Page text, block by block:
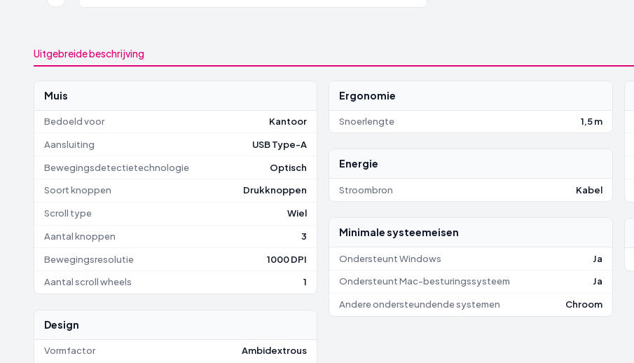
Uitgebreide beschrijving
Muis
Bedoeld voor Kantoor
Aansluiting USB Type-A
Bewegingsdetectietechnologie Optisch
Soort knoppen Drukknoppen
Scroll type Wiel
Aantal knoppen 3
Bewegingsresolutie 1000 DPI
Aantal scroll wheels 1
Design
Vormfactor Ambidextrous
Ergonomie
Snoerlengte 1,5 m
Energie
Stroombron Kabel
Minimale systeemeisen
Ondersteunt Windows Ja
Ondersteunt Mac-besturingssysteem Ja
Andere ondersteundende systemen Chroom